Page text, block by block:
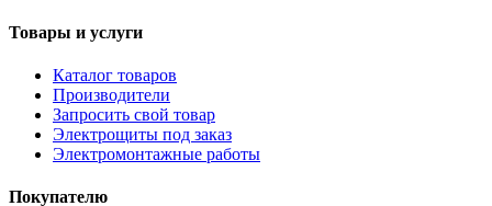
Товары и услуги
Каталог товаров
Производители
Запросить свой товар
Электрощиты под заказ
Электромонтажные работы
Покупателю